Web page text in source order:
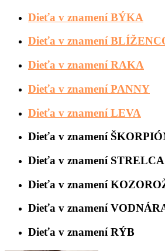
Dieťa v znamení BÝKA
Dieťa v znamení
Dieťa v znamení RAKA
Dieťa v znamení PANNY
Dieťa v znamení LEVA
Dieťa v znamení
Dieťa v znamení STRELCA
Dieťa v znamení
Dieťa v znamení
Dieťa v znamení RÝB